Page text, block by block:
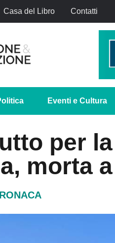
Casa del Libro Contatti
Eventi e Cultura
per
morta